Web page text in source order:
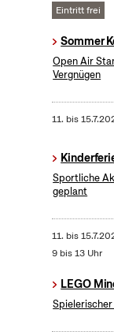
Eintritt frei
Sommer
Open Air
Vergnügen
11. bis
Sportliche
geplant
11. bis
9 bis 13 Uhr
LEGO